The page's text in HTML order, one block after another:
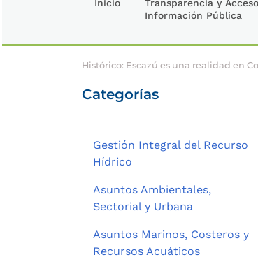
Inicio
Transparencia y
Información Pública
Histórico: Escazú es una realidad en
Categorías
Gestión Integral del Recurso
Hídrico
Asuntos Ambientales,
Sectorial y Urbana
Asuntos Marinos, Costeros y
Recursos Acuáticos